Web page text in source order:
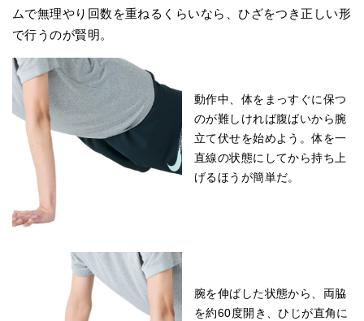
ムで無理やり回数を重ねるくらいなら、ひざをつき正しい形
で行うのが賢明。
動作中、体をまっすぐに保つ
のが難しければ腹ばいから腕
立て伏せを始めよう。体を一
直線の状態にしてから持ち上
げるほうが簡単だ。
腕を伸ばした状態から、両脇
を約60度開き、ひじが直角に